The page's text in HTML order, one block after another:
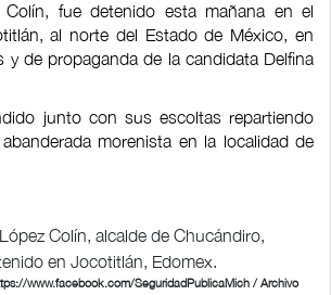
Colín, fue detenido esta mañana en el
al norte del Estado de México, en
y de propaganda de la candidata Delfina
junto con sus escoltas repartiendo
morenista en la localidad de
www.facebook.com/SeguridadPublicaMich / Archivo